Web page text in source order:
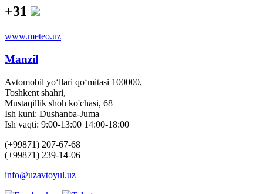
+31
www.meteo.uz
Manzil
Avtomobil yo‘llari qo‘mitasi 100000,
Toshkent shahri,
Mustaqillik shoh ko'chasi, 68
Ish kuni: Dushanba-Juma
Ish vaqti: 9:00-13:00 14:00-18:00
(+99871) 207-67-68
(+99871) 239-14-06
info@uzavtoyul.uz